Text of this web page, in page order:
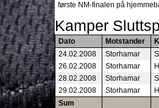
første NM-finalen på
Kamper
Dato Motstander
24.02.2008
Storhamar
26.02.2008
Storhamar
28.02.2008
Storhamar
29.02.2008
Storhamar
Sum